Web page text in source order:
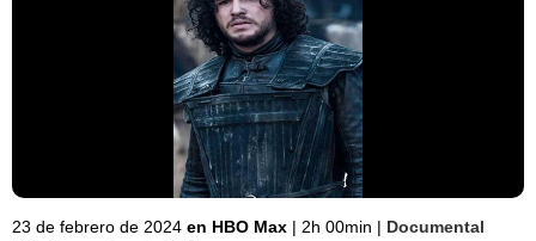
23 de febrero de 2024 en HBO Max | 2h 00min | Documental